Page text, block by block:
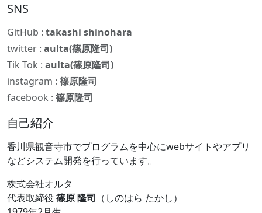
SNS
GitHub : takashi shinohara
twitter : aulta(篠原隆司)
Tik Tok : aulta(篠原隆司)
instagram : 篠原隆司
facebook : 篠原隆司
自己紹介
香川県観音寺市でプログラムを中心にwebサイトやアプリ
などシステム開発を行っています。
株式会社オルタ
代表取締役 篠原 隆司 （しのはら たかし）